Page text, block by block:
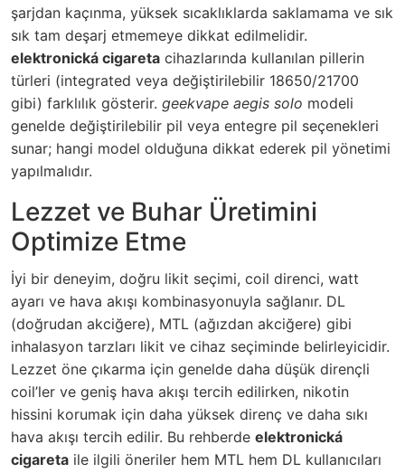
şarjdan kaçınma, yüksek sıcaklıklarda saklamama ve sık
sık tam deşarj etmemeye dikkat edilmelidir.
elektronická cigareta cihazlarında kullanılan pillerin
türleri (integrated veya değiştirilebilir 18650/21700
gibi) farklılık gösterir. geekvape aegis solo modeli
genelde değiştirilebilir pil veya entegre pil seçenekleri
sunar; hangi model olduğuna dikkat ederek pil yönetimi
yapılmalıdır.
Lezzet ve Buhar Üretimini
Optimize Etme
İyi bir deneyim, doğru likit seçimi, coil direnci, watt
ayarı ve hava akışı kombinasyonuyla sağlanır. DL
(doğrudan akciğere), MTL (ağızdan akciğere) gibi
inhalasyon tarzları likit ve cihaz seçiminde belirleyicidir.
Lezzet öne çıkarma için genelde daha düşük dirençli
coil’ler ve geniş hava akışı tercih edilirken, nikotin
hissini korumak için daha yüksek direnç ve daha sıkı
hava akışı tercih edilir. Bu rehberde elektronická
cigareta ile ilgili öneriler hem MTL hem DL kullanıcıları